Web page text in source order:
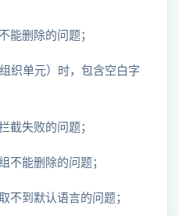
能删除的问题；
织单元）时，包含空白字
截失败的问题；
不能删除的问题；
不到默认语言的问题；